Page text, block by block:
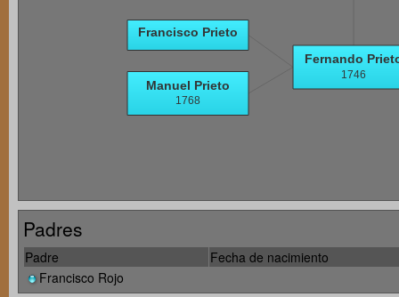
Padres
Padre
Fecha de nacimiento
Francisco Rojo